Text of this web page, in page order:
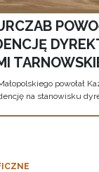
powołał
na stanowisku